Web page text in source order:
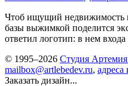
Чтоб ищущий недвижимость
базы выжимкой поделится
ответил логотип: в нем
© 1995–2026 Студия Артемия
mailbox@artlebedev.ru,
Заказать дизайн...